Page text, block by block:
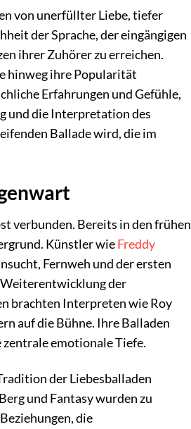
von unerfüllter Liebe, tiefer
der Sprache, der eingängigen
ihrer Zuhörer zu erreichen.
hinweg ihre Popularität
Erfahrungen und Gefühle,
und die Interpretation des
Ballade wird, die im
verbunden. Bereits in den frühen
Künstler wieFreddy
Fernweh und der ersten
der
brachten Interpreten wie Roy
auf die Bühne. Ihre Balladen
zentrale emotionale Tiefe.
der Liebesballaden
und Fantasy wurden zu
die